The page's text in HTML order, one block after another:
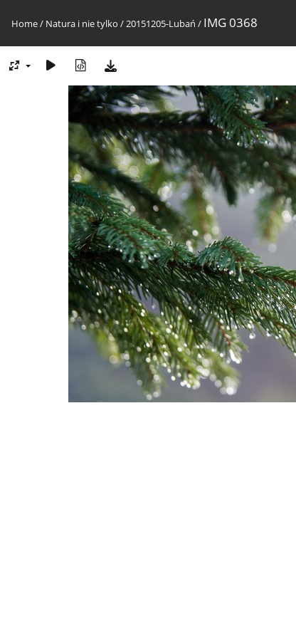
Home/ Natura i nie tylko /20151205-Lubań / IMG 0368